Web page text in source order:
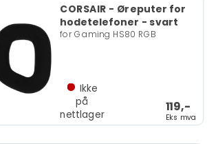
CORSAIR - Øreputer for
hodetelefoner - svart
for Gaming HS80 RGB
119,-
Eks mva
Ikke
på
nettlager